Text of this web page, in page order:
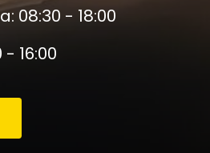
08:30 - 18:00
- 16:00